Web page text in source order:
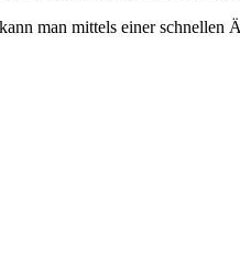
man mittels einer